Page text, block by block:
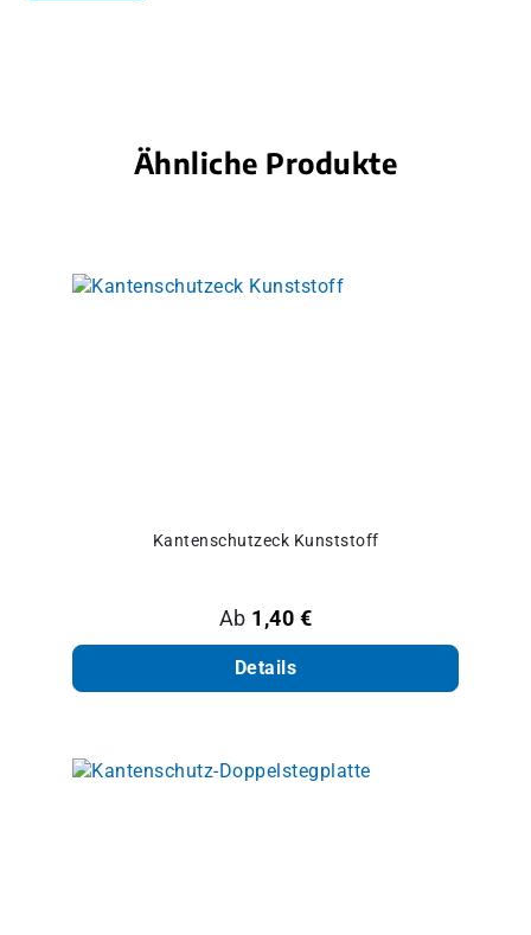
Ähnliche Produkte
Kantenschutzeck Kunststoff
Regulärer Preis:
Ab 1,40 €
Details